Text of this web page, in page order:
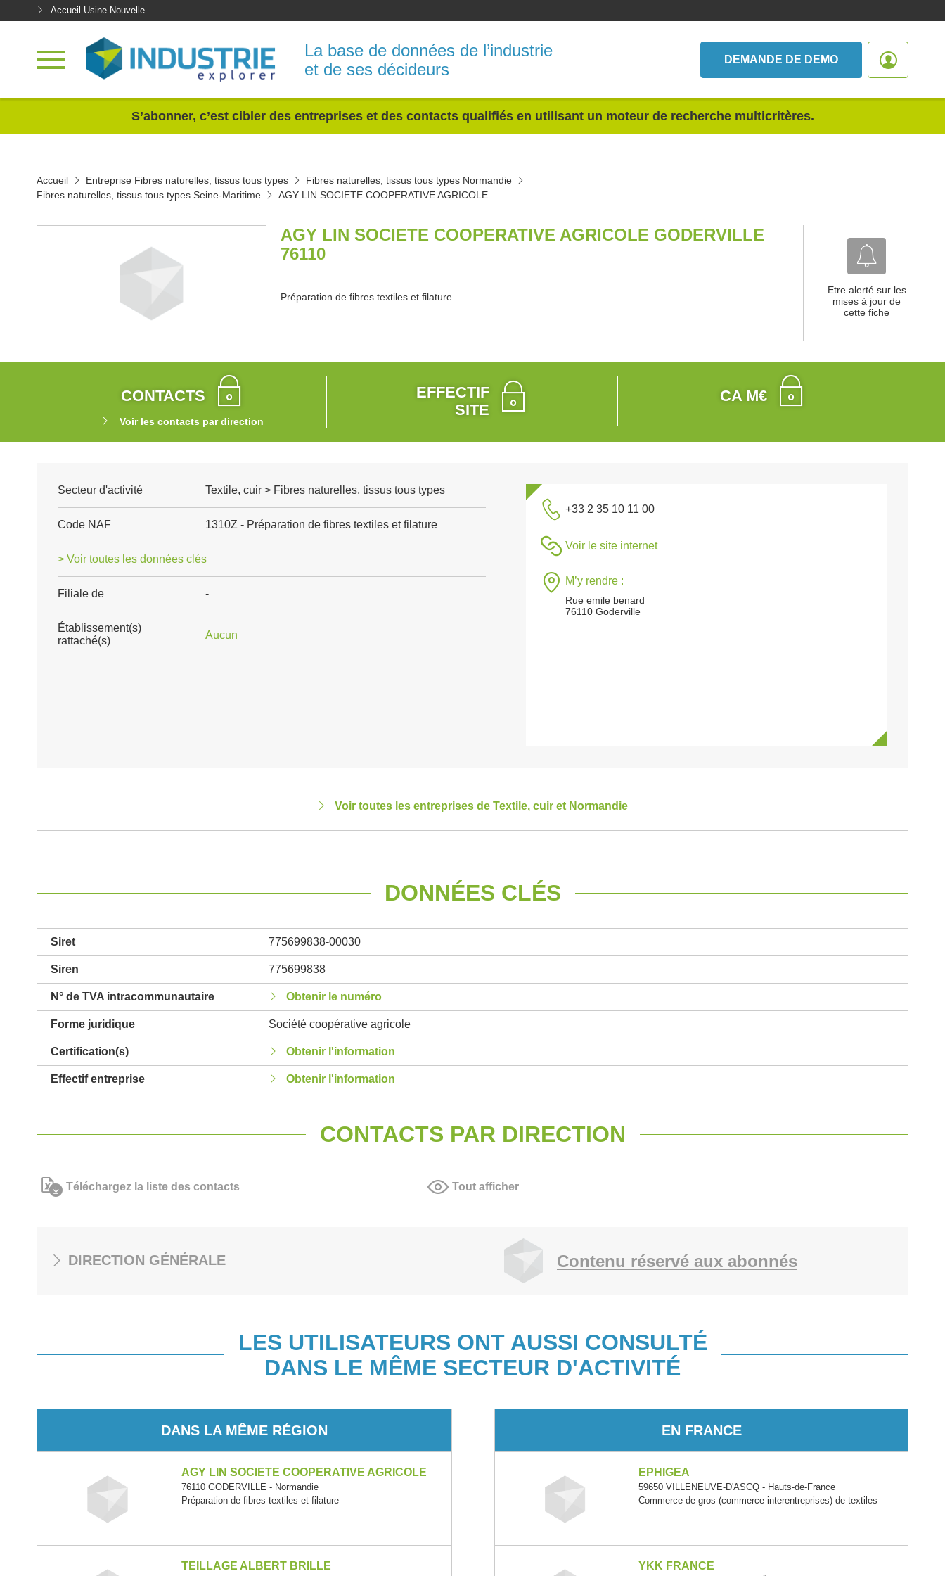
Accueil Usine Nouvelle
La base de données de l’industrie
et de ses décideurs
DEMANDE DE DEMO
S’abonner, c’est cibler des entreprises et des contacts qualifiés en utilisant un moteur de recherche multicritères.
Accueil Entreprise Fibres naturelles, tissus tous types
Fibres naturelles, tissus tous types Normandie
Fibres naturelles, tissus tous types Seine-Maritime
AGY LIN SOCIETE COOPERATIVE AGRICOLE
AGY LIN SOCIETE COOPERATIVE AGRICOLE GODERVILLE
76110
Préparation de fibres textiles et filature
Etre alerté sur les
mises à jour de
cette fiche
CONTACTS
Voir les contacts par direction
EFFECTIF
SITE
CA M€
Secteur d'activité Textile, cuir > Fibres naturelles, tissus tous types
Code NAF 1310Z - Préparation de fibres textiles et filature
> Voir toutes les données clés
Filiale de -
Établissement(s)
rattaché(s)
Aucun
+33 2 35 10 11 00
Voir le site internet
M’y rendre :
Rue emile benard
76110 Goderville
Voir toutes les entreprises de Textile, cuir et Normandie
DONNÉES CLÉS
Siret 775699838-00030
Siren 775699838
N° de TVA intracommunautaire Obtenir le numéro
Forme juridique Société coopérative agricole
Certification(s) Obtenir l'information
Effectif entreprise Obtenir l'information
CONTACTS PAR DIRECTION
Téléchargez la liste des contacts Tout afficher
DIRECTION GÉNÉRALE Contenu réservé aux abonnés
LES UTILISATEURS ONT AUSSI CONSULTÉ
DANS LE MÊME SECTEUR D'ACTIVITÉ
DANS LA MÊME RÉGION
AGY LIN SOCIETE COOPERATIVE AGRICOLE
76110 GODERVILLE - Normandie
Préparation de fibres textiles et filature
TEILLAGE ALBERT BRILLE
EN FRANCE
EPHIGEA
59650 VILLENEUVE-D'ASCQ - Hauts-de-France
Commerce de gros (commerce interentreprises) de textiles
YKK FRANCE